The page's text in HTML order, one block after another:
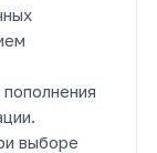
выборе